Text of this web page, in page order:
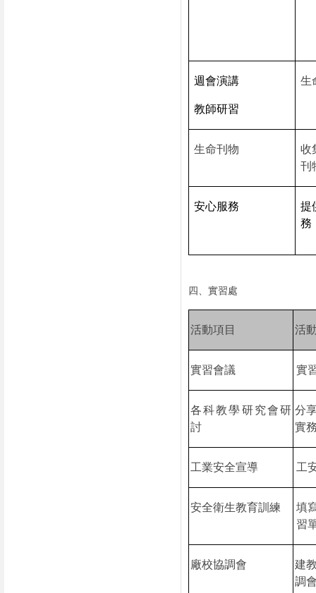
週會演講
教師研習
生
生命刊物
收
刊
安心服務
提
務
四、實習處
活動項目 活
實習會議 實
各科教學研究會研
討
分
實
工業安全宣導 工
安全衛生教育訓練
填
習
廠校協調會
建
調